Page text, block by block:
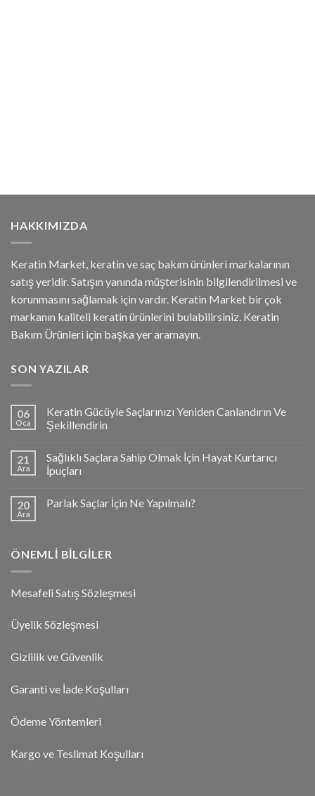
HAKKIMIZDA
Keratin Market, keratin ve saç bakım ürünleri markalarının
satış yeridir. Satışın yanında müşterisinin bilgilendirilmesi ve
korunmasını sağlamak için vardır. Keratin Market bir çok
markanın kaliteli keratin ürünlerini bulabilirsiniz. Keratin
Bakım Ürünleri için başka yer aramayın.
SON YAZILAR
06
Oca
Keratin Gücüyle Saçlarınızı Yeniden Canlandırın Ve
Şekillendirin
21
Ara
Sağlıklı Saçlara Sahip Olmak İçin Hayat Kurtarıcı
İpuçları
20
Ara
Parlak Saçlar İçin Ne Yapılmalı?
ÖNEMLI BILGILER
Mesafeli Satış Sözleşmesi
Üyelik Sözleşmesi
Gizlilik ve Güvenlik
Garanti ve İade Koşulları
Ödeme Yöntemleri
Kargo ve Teslimat Koşulları